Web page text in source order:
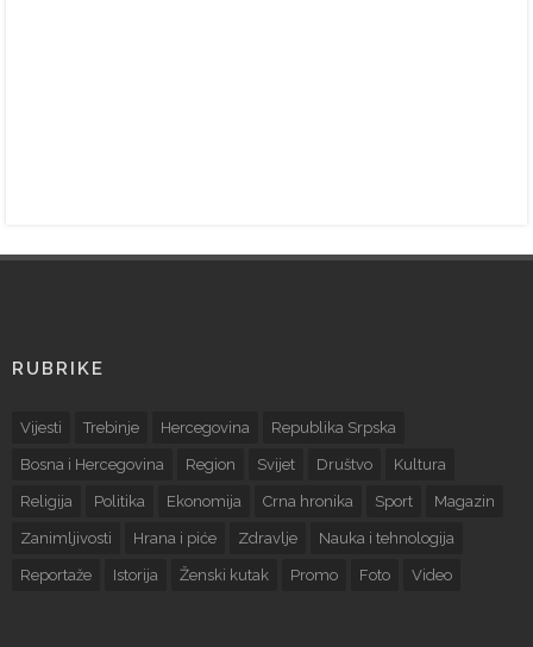
RUBRIKE
Vijesti Trebinje Hercegovina Republika Srpska
Bosna i Hercegovina Region Svijet Društvo Kultura
Religija Politika Ekonomija Crna hronika Sport Magazin
Zanimljivosti Hrana i piće Zdravlje Nauka i tehnologija
Reportaže Istorija Ženski kutak Promo Foto Video